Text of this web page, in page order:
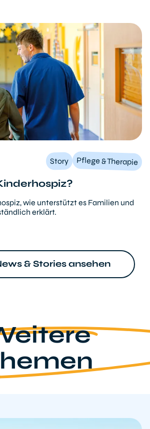
Story Pflege & Therapie
wie unterstützt es Familien und
erklärt.
& Stories ansehen